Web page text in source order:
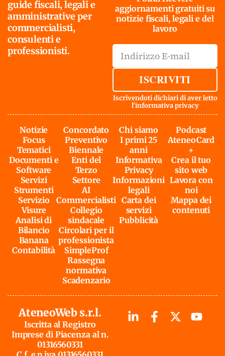
guide fiscali, legali e
amministrative per
commercialisti,
consulenti e
professionisti.
aggiornamenti gratuiti su
notizie fiscali, legali e del
lavoro
ISCRIVITI
Iscrivendoti dichiari di aver letto
l'informativa privacy
Notizie
Focus
Tematici
Documenti e
Software
Servizi
Strumenti
Servizio
Visure
Analisi di
Bilancio
Banana
Contabilità
Concordato
Preventivo
Biennale
Enti del
Terzo
Settore
AI
Commercialisti
Collegio
sindacale
Circolari per il
professionista
SimpleProf
Rassegna
normativa
Scadenzario
Chi siamo
I primi 25
anni
Informativa
Privacy
Informazioni
legali
Carta dei
servizi
Pubblicità
Podcast
AteneoCard
+
Crea il tuo
sito web
Lavora con
noi
Mappa dei
contenuti
AteneoWeb s.r.l.
Iscritta al Registro
Imprese di Piacenza al n.
01316560331